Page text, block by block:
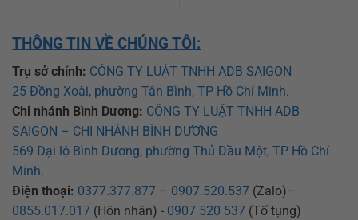
THÔNG TIN VỀ CHÚNG TÔI:
Trụ sở chính: CÔNG TY LUẬT TNHH ADB SAIGON
25 Đồng Xoài, phường Tân Bình, TP Hồ Chí Minh.
Chi nhánh Bình Dương: CÔNG TY LUẬT TNHH ADB
SAIGON – CHI NHÁNH BÌNH DƯƠNG
569 Đại lộ Bình Dương, phường Thủ Dầu Một, TP Hồ Chí
Minh.
Điện thoại: 0377.377.877 – 0907.520.537 (Zalo)–
0855.017.017 (Hôn nhân) - 0907 520 537 (Tố tụng)